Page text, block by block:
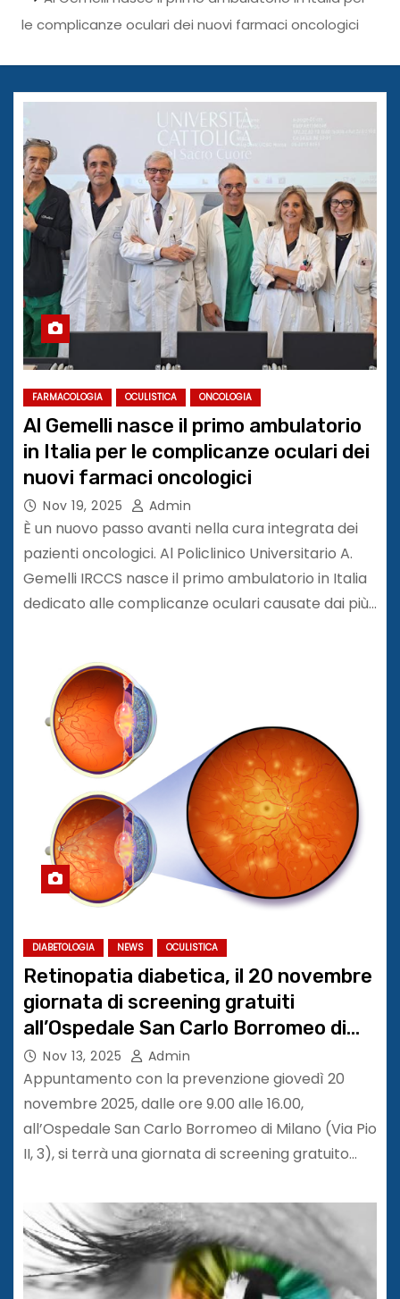
le complicanze oculari dei nuovi farmaci oncologici
FARMACOLOGIA OCULISTICA ONCOLOGIA
Al Gemelli nasce il primo ambulatorio
in Italia per le complicanze oculari dei
nuovi farmaci oncologici
Nov 19, 2025 Admin
È un nuovo passo avanti nella cura integrata dei
pazienti oncologici. Al Policlinico Universitario A.
Gemelli IRCCS nasce il primo ambulatorio in Italia
dedicato alle complicanze oculari causate dai più…
DIABETOLOGIA NEWS OCULISTICA
Retinopatia diabetica, il 20 novembre
giornata di screening gratuiti
all’Ospedale San Carlo Borromeo di
Milano
Nov 13, 2025 Admin
Appuntamento con la prevenzione giovedì 20
novembre 2025, dalle ore 9.00 alle 16.00,
all’Ospedale San Carlo Borromeo di Milano (Via Pio
II, 3), si terrà una giornata di screening gratuito…